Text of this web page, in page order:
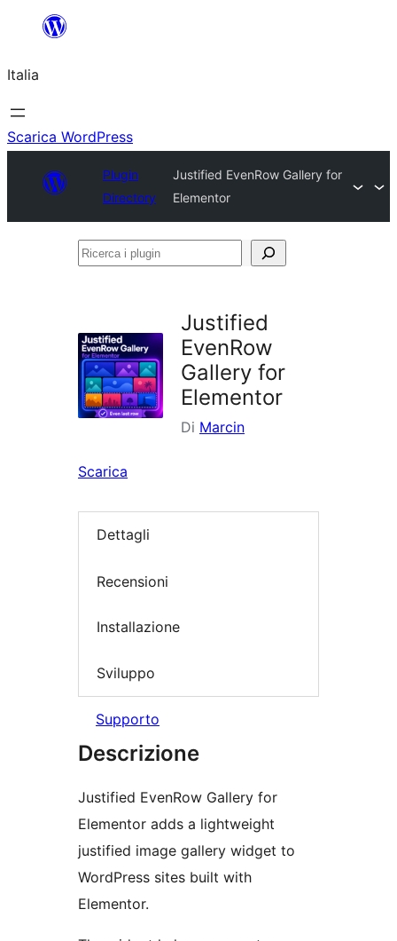
contenuto
Italia
Scarica WordPress
Plugin
Directory
Justified EvenRow Gallery for
Elementor
Ricerca
Justified
EvenRow
Gallery for
Elementor
Di Marcin
Scarica
Dettagli
Recensioni
Installazione
Sviluppo
Supporto
Descrizione
Justified EvenRow Gallery for
Elementor adds a lightweight
justified image gallery widget to
WordPress sites built with
Elementor.